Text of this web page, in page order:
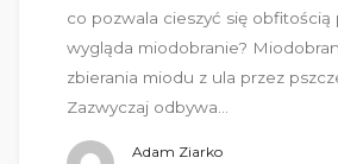
co pozwala cieszyć się obfitością
wygląda miodobranie?
zbierania miodu z ula przez
Zazwyczaj odbywa…
Adam Ziarko